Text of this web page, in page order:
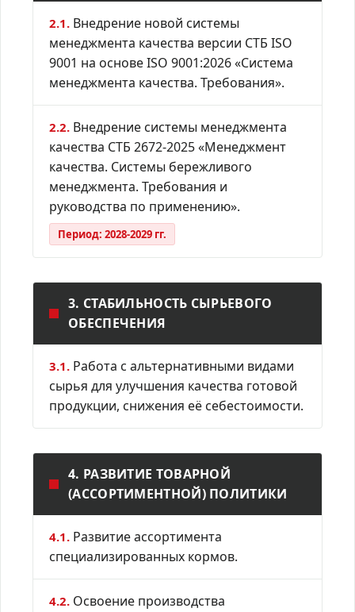
2.1. Внедрение новой системы
менеджмента качества версии СТБ ISO
9001 на основе ISO 9001:2026 «Система
менеджмента качества. Требования».
2.2. Внедрение системы менеджмента
качества СТБ 2672-2025 «Менеджмент
качества. Системы бережливого
менеджмента. Требования и
руководства по применению».
Период: 2028-2029 гг.
3. СТАБИЛЬНОСТЬ СЫРЬЕВОГО
ОБЕСПЕЧЕНИЯ
3.1. Работа с альтернативными видами
сырья для улучшения качества готовой
продукции, снижения её себестоимости.
4. РАЗВИТИЕ ТОВАРНОЙ
(АССОРТИМЕНТНОЙ) ПОЛИТИКИ
4.1. Развитие ассортимента
специализированных кормов.
4.2. Освоение производства